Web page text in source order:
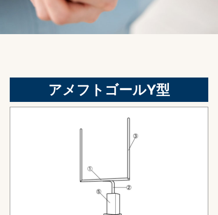
アメフトゴールY型